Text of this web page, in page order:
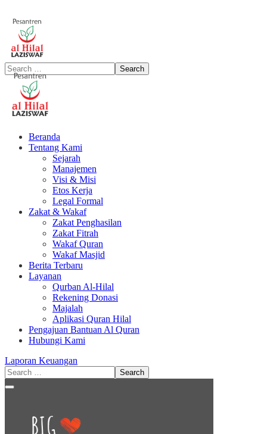
Beranda
Tentang Kami
Sejarah
Manajemen
Visi & Misi
Etos Kerja
Legal Formal
Zakat & Wakaf
Zakat Penghasilan
Zakat Fitrah
Wakaf Quran
Wakaf Masjid
Berita Terbaru
Layanan
Qurban Al-Hilal
Rekening Donasi
Majalah
Aplikasi Quran Hilal
Pengajuan Bantuan Al Quran
Hubungi Kami
Laporan Keuangan